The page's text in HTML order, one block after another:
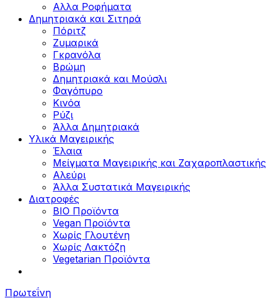
Αλλα Ροφήματα
Δημητριακά και Σιτηρά
Πόριτζ
Ζυμαρικά
Γκρανόλα
Βρώμη
Δημητριακά και Μούσλι
Φαγόπυρο
Κινόα
Ρύζι
Άλλα Δημητριακά
Υλικά Μαγειρικής
Έλαια
Μείγματα Μαγειρικής και Ζαχαροπλαστικής
Αλεύρι
Άλλα Συστατικά Μαγειρικής
Διατροφές
BIO Προϊόντα
Vegan Προϊόντα
Χωρίς Γλουτένη
Χωρίς Λακτόζη
Vegetarian Προϊόντα
Πρωτεΐνη